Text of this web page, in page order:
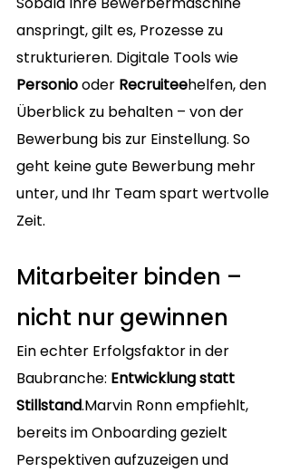
anspringt, gilt es, Prozesse zu
strukturieren. Digitale Tools wie
Personio oder Recruiteehelfen, den
Überblick zu behalten – von der
Bewerbung bis zur Einstellung. So
geht keine gute Bewerbung mehr
unter, und Ihr Team spart wertvolle
Zeit.
Mitarbeiter binden –
nicht nur gewinnen
Ein echter Erfolgsfaktor in der
Baubranche: Entwicklung statt
Stillstand.Marvin Ronn empfiehlt,
bereits im Onboarding gezielt
Perspektiven aufzuzeigen und